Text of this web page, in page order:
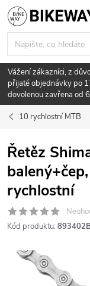
Přejít
na
obsah
Vážení zákazníci, z
přijaté objednávky po
dovolenou zavřena od
10 rychlostní MTB
Řetěz
rychlostní
Kód produktu: